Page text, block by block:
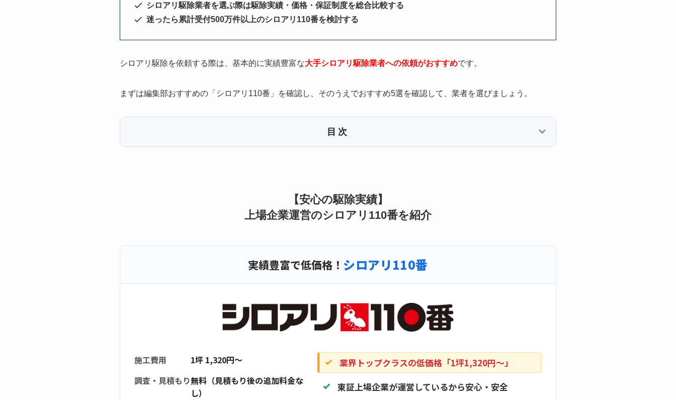
シロアリ駆除業者を選ぶ際は駆除実績・価格・保証制度を総合比較する
迷ったら累計受付500万件以上のシロアリ110番を検討する
シロアリ駆除を依頼する際は、基本的に実績豊富な大手シロアリ駆除業者への依頼がおすすめです。
まずは編集部おすすめの「シロアリ110番」を確認し、そのうえでおすすめ5選を確認して、業者を選びましょう。
目次
【安心の駆除実績】
上場企業運営のシロアリ110番を紹介
実績豊富で低価格！ シロアリ110番
施工費用
1坪 1,320円〜
調査・見積もり無料（見積もり後の追加料金な
し）
業界トップクラスの低価格「1坪1,320円〜」
東証上場企業が運営しているから安心・安全